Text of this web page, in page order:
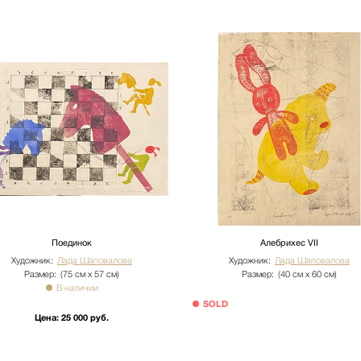
переулок д.23 стр.1
лифта. Подъем мебели 100
Утилизация упаковки
необходимо сообщить
доставки: +7 (495) 660-36-
отдельно.
Поединок
Художник: Лада Шаповалова
Размер: (75 см х 57 см)
В наличии
Цена: 25 000 руб.
Алебрихес VII
Художник: Лада Шаповалова
Размер: (40 см х 60 см)
SOLD